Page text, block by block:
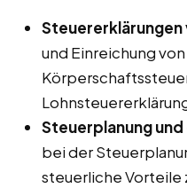
und Einreichung
Steuerplanung
bei der
steuerliche Vorteile